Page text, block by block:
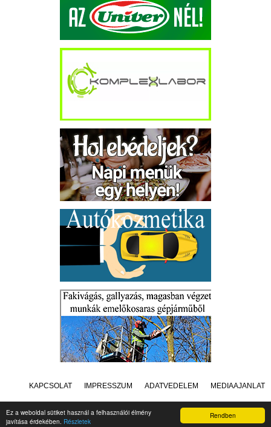
Rendben
Ez a weboldal sütiket használ a felhasználói élmény
javítása érdekében. Részletek
KAPCSOLAT IMPRESSZUM ADATVÉDELEM MÉDIAAJÁNLAT
Készítette:Raster Studio